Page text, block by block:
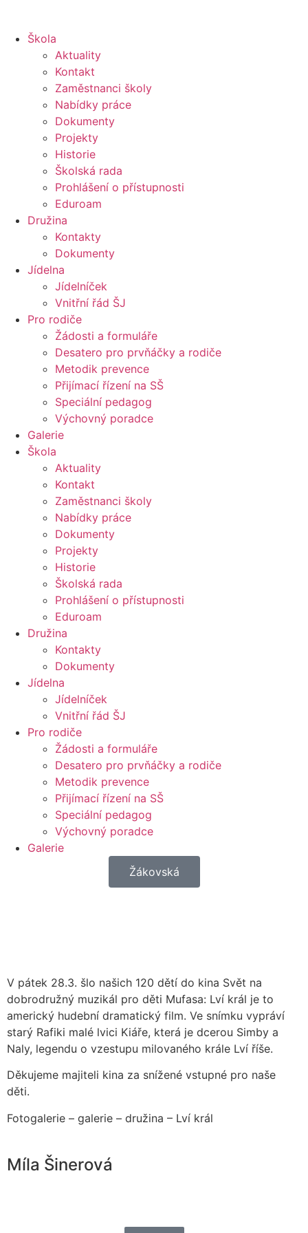
Škola
Aktuality
Kontakt
Zaměstnanci školy
Nabídky práce
Dokumenty
Projekty
Historie
Školská rada
Prohlášení o přístupnosti
Eduroam
Družina
Kontakty
Dokumenty
Jídelna
Jídelníček
Vnitřní řád ŠJ
Pro rodiče
Žádosti a formuláře
Desatero pro prvňáčky a rodiče
Metodik prevence
Přijímací řízení na SŠ
Speciální pedagog
Výchovný poradce
Galerie
Škola
Aktuality
Kontakt
Zaměstnanci školy
Nabídky práce
Dokumenty
Projekty
Historie
Školská rada
Prohlášení o přístupnosti
Eduroam
Družina
Kontakty
Dokumenty
Jídelna
Jídelníček
Vnitřní řád ŠJ
Pro rodiče
Žádosti a formuláře
Desatero pro prvňáčky a rodiče
Metodik prevence
Přijímací řízení na SŠ
Speciální pedagog
Výchovný poradce
Galerie
Žákovská
V pátek 28.3. šlo našich 120 dětí do kina Svět na
dobrodružný muzikál pro děti Mufasa: Lví král je to
americký hudební dramatický film. Ve snímku vypráví
starý Rafiki malé lvici Kiáře, která je dcerou Simby a
Naly, legendu o vzestupu milovaného krále Lví říše.
Děkujeme majiteli kina za snížené vstupné pro naše
děti.
Fotogalerie – galerie – družina – Lví král
Míla Šinerová